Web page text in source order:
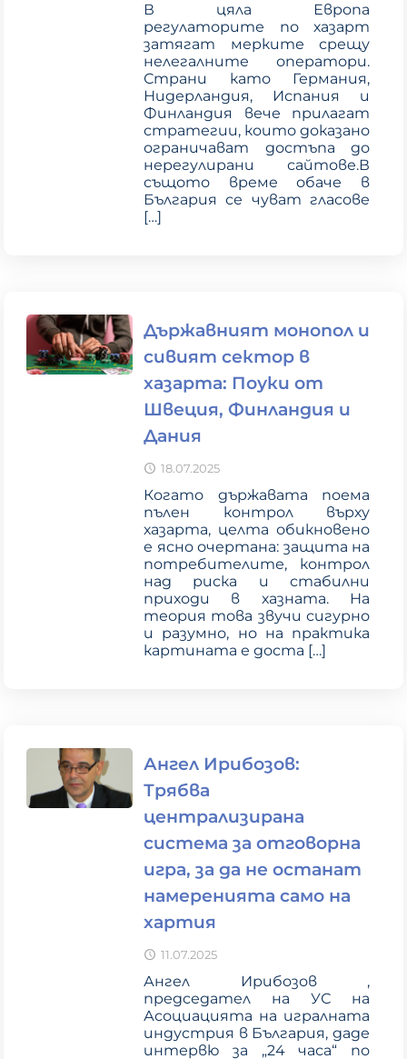
В цяла Европа
регулаторите по хазарт
затягат мерките срещу
нелегалните оператори.
Страни като Германия,
Нидерландия, Испания и
Финландия вече прилагат
стратегии, които доказано
ограничават достъпа до
нерегулирани сайтове.В
същото време обаче в
България се чуват гласове
[…]
Държавният монопол и
сивият сектор в
хазарта: Поуки от
Швеция, Финландия и
Дания
18.07.2025
Когато държавата поема
пълен контрол върху
хазарта, целта обикновено
е ясно очертана: защита на
потребителите, контрол
над риска и стабилни
приходи в хазната. На
теория това звучи сигурно
и разумно, но на практика
картината е доста […]
Ангел Ирибозов:
Трябва
централизирана
система за отговорна
игра, за да не останат
намеренията само на
хартия
11.07.2025
Ангел Ирибозов ,
председател на УС на
Асоциацията на игралната
индустрия в България, даде
интервю за „24 часа“ по